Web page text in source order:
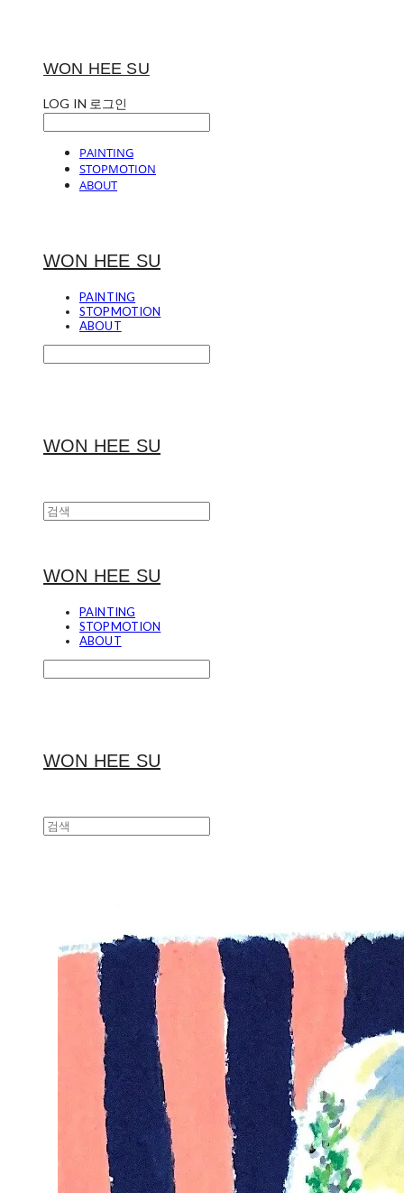
WON HEE SU
LOG IN 로그인
PAINTING
STOPMOTION
ABOUT
WON HEE SU
PAINTING
STOPMOTION
ABOUT
WON HEE SU
WON HEE SU
PAINTING
STOPMOTION
ABOUT
WON HEE SU